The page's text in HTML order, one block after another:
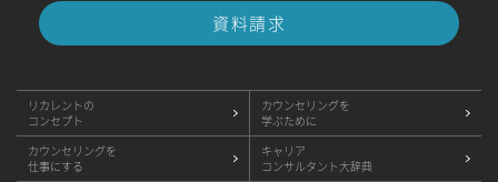
資料請求
リカレントの
コンセプト
カウンセリングを
学ぶために
カウンセリングを
仕事にする
キャリア
コンサルタント大辞典